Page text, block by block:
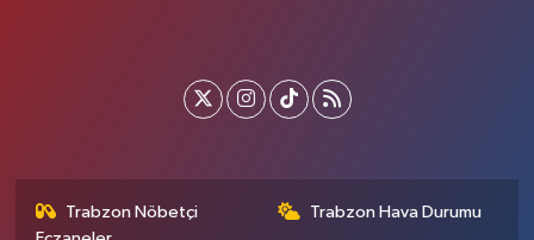
Trabzon Nöbetçi
Trabzon Hava Durumu